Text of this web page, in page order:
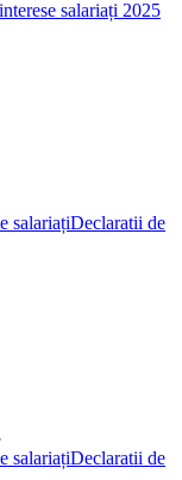
salariați 2025
salariațiDeclaratii de
salariațiDeclaratii de